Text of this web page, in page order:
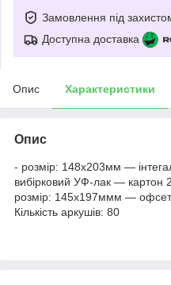
Замовлення під
Доступна доставка
Опис Характеристики
Опис
- розмір: 148х203мм —
вибірковий УФ-лак — картон
розмір: 145х197ммм —
Кількість аркушів: 80